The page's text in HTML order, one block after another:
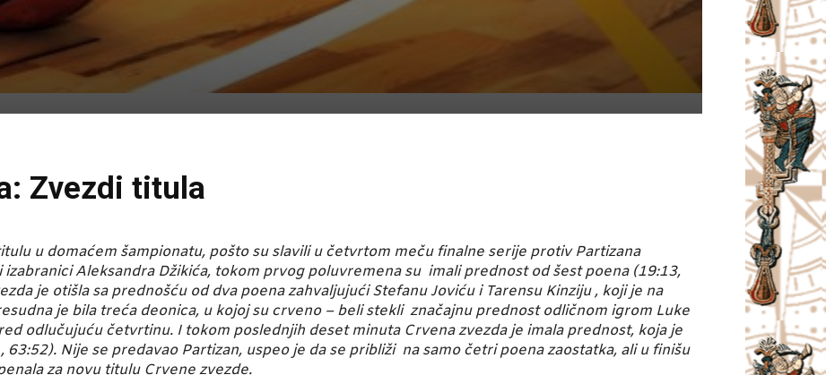
Zvezdi titula
u domaćem šampionatu, pošto su slavili u četvrtom meču finalne serije protiv Partizana
Aleksandra Džikića, tokom prvog poluvremena su imali prednost od šest poena (19:13,
je otišla sa prednošću od dva poena zahvaljujući Stefanu Joviću i Tarensu Kinziju , koji je na
je bila treća deonica, u kojoj su crveno – beli stekli značajnu prednost odličnom igrom Luke
odlučujuću četvrtinu. I tokom poslednjih deset minuta Crvena zvezda je imala prednost, koja je
Nije se predavao Partizan, uspeo je da se približi na samo četri poena zaostatka, ali u finišu
za novu titulu Crvene zvezde.